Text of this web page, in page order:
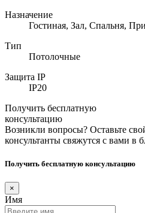
Назначение
Гостиная, Зал, Спальня,
Тип
Потолочные
Защита IP
IP20
Получить бесплатную
консультацию
Возникли вопросы? Оставьте
консультанты свяжутся с вами в
Получить бесплатную консультацию
×
Имя